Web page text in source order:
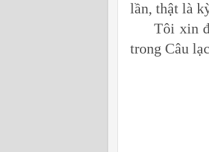
lần, thật là
Tôi xin
trong Câu